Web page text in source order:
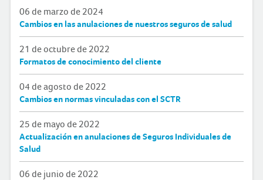
06 de marzo de 2024
Cambios en las anulaciones de nuestros seguros de salud
21 de octubre de 2022
Formatos de conocimiento del cliente
04 de agosto de 2022
Cambios en normas vinculadas con el SCTR
25 de mayo de 2022
Actualización en anulaciones de Seguros Individuales de
Salud
06 de junio de 2022